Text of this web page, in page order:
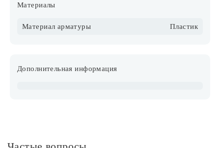
Материалы
Материал арматуры Пластик
Дополнительная информация